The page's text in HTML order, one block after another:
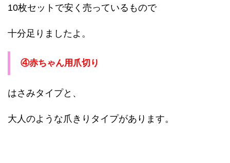
10枚セットで安く売っているもので
十分足りましたよ。
④赤ちゃん用爪切り
はさみタイプと、
大人のような爪きりタイプがあります。